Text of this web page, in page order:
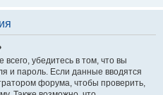
убедитесь в том, что вы
и пароль. Если данные вводятся
форума, чтобы проверить,